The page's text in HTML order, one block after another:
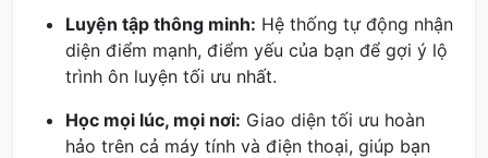
Luyện tập thông minh: Hệ thống tự động nhận
diện điểm mạnh, điểm yếu của bạn để gợi ý lộ
trình ôn luyện tối ưu nhất.
Học mọi lúc, mọi nơi: Giao diện tối ưu hoàn
hảo trên cả máy tính và điện thoại, giúp bạn